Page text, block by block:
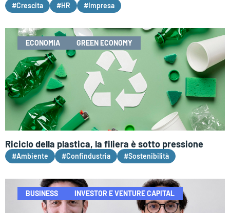
#Crescita #HR #Impresa
ECONOMIA GREEN ECONOMY
Riciclo della plastica, la filiera è sotto pressione
#Ambiente #Confindustria #Sostenibilità
BUSINESS INVESTOR E VENTURE CAPITAL